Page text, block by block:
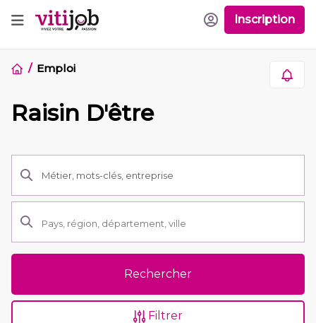
Inscription
Emploi
Raisin D'être
Rechercher
Filtrer